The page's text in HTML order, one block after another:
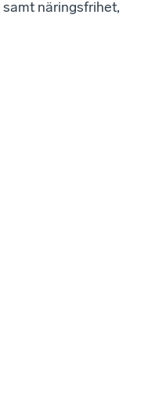
näringsfrihet,